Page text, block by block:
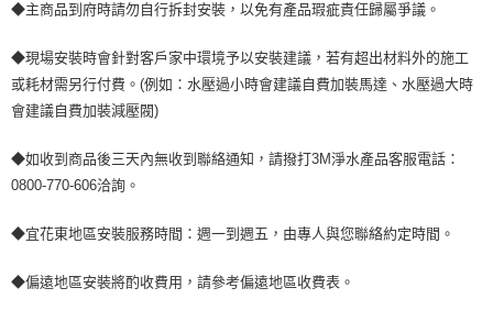
◆主商品到府時請勿自行拆封安裝，以免有產品瑕疵責任歸屬爭議。
◆現場安裝時會針對客戶家中環境予以安裝建議，若有超出材料外的施工
或耗材需另行付費。(例如：水壓過小時會建議自費加裝馬達、水壓過大時
會建議自費加裝減壓閥)
◆如收到商品後三天內無收到聯絡通知，請撥打3M淨水產品客服電話：
0800-770-606洽詢。
◆宜花東地區安裝服務時間：週一到週五，由專人與您聯絡約定時間。
◆偏遠地區安裝將酌收費用，請參考偏遠地區收費表。